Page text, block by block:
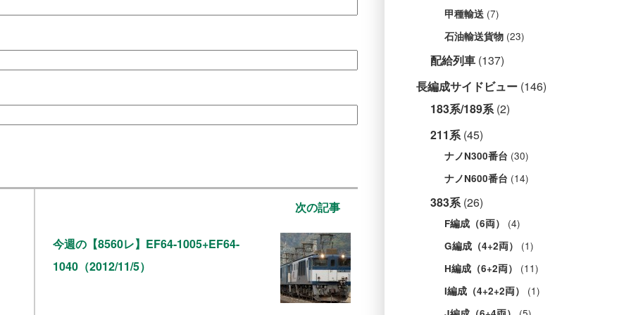
次の記事
今週の【8560レ】EF64-1005+EF64-
1040（2012/11/5）
甲種輸送 (7)
石油輸送貨物 (23)
配給列車 (137)
長編成サイドビュー (146)
183系/189系(2)
211系(45)
ナノN300番台 (30)
ナノN600番台 (14)
383系(26)
F編成（6両） (4)
G編成（4+2両） (1)
H編成（6+2両） (11)
I編成（4+2+2両） (1)